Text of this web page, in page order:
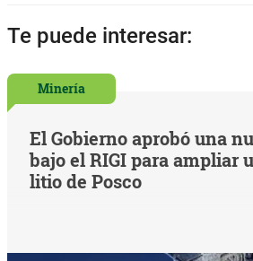
Te puede interesar:
Minería
El Gobierno aprobó una
bajo el RIGI para ampliar
litio de Posco